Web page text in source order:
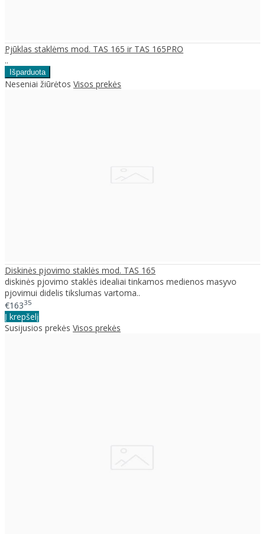
Pjūklas staklėms mod. TAS 165 ir TAS 165PRO
..
Neseniai žiūrėtos Visos prekės
Diskinės pjovimo staklės mod. TAS 165
diskinės pjovimo staklės idealiai tinkamos medienos masyvo
pjovimui didelis tikslumas vartoma..
€16335
Į krepšelį
Susijusios prekės Visos prekės